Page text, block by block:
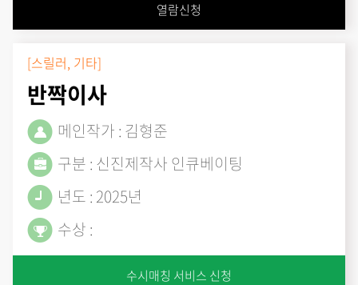
열람신청
[스릴러, 기타]
반짝이사
메인작가 : 김형준
구분 : 신진제작사 인큐베이팅
년도 : 2025년
수상 :
수시매칭 서비스 신청